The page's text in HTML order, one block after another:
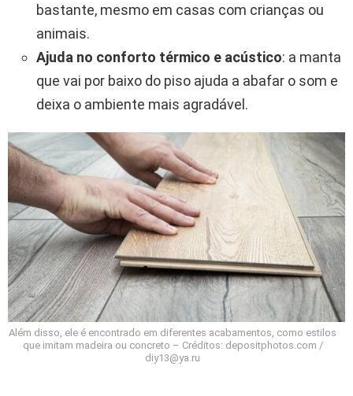
bastante, mesmo em casas com crianças ou
animais.
Ajuda no conforto térmico e acústico: a manta
que vai por baixo do piso ajuda a abafar o som e
deixa o ambiente mais agradável.
Além disso, ele é encontrado em diferentes acabamentos, como estilos
que imitam madeira ou concreto – Créditos: depositphotos.com /
diy13@ya.ru